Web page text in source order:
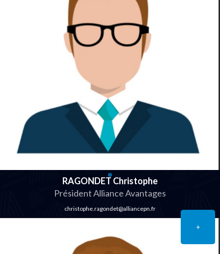
RAGONDET Christophe
Président Alliance Avantages
christophe.ragondet@alliancepn.fr
+